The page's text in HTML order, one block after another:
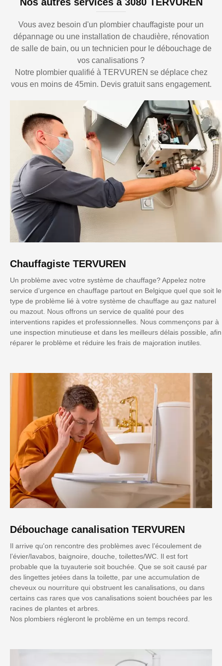
Vous avez besoin d'un plombier chauffagiste pour un
dépannage ou une installation de chaudière, rénovation
de salle de bain, ou un technicien pour le débouchage de
vos canalisations ?
Notre plombier qualifié à TERVUREN se déplace chez
vous en moins de 45min. Devis gratuit sans engagement.
Chauffagiste TERVUREN
Un problème avec votre système de chauffage? Appelez notre
service d’urgence en chauffage partout en Belgique quel que soit le
type de problème lié à votre système de chauffage au gaz naturel
ou mazout. Nous offrons un service de qualité pour des
interventions rapides et professionnelles. Nous commençons par à
une inspection minutieuse et dans les meilleurs délais possible, afin
réparer le problème et réduire les frais de majoration inutiles.
Débouchage canalisation TERVUREN
Il arrive qu'on rencontre des problèmes avec l’écoulement de
l’évier/lavabos, baignoire, douche, toilettes/WC. Il est fort
probable que la tuyauterie soit bouchée. Que se soit causé par
des lingettes jetées dans la toilette, par une accumulation de
cheveux ou nourriture qui obstruent les canalisations, ou dans
certains cas rares que vos canalisations soient bouchées par les
racines de plantes et arbres.
Nos plombiers régleront le problème en un temps record.